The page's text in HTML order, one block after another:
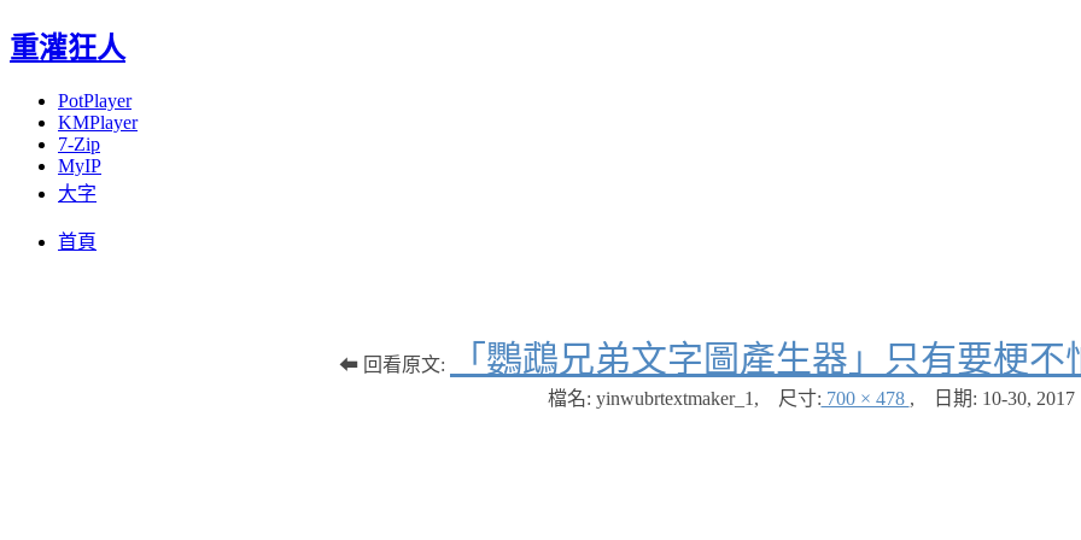
重灌狂人
PotPlayer
KMPlayer
7-Zip
MyIP
大字
首頁
⬅ 回看原文: 「鸚鵡兄弟文字圖產生器」只有要梗不
檔名: yinwubrtextmaker_1 , 尺寸: 700 × 478 , 日期: 10-30, 2017